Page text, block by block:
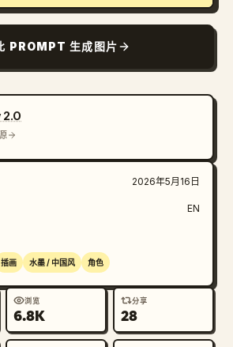
PROMPT 生成图片
2026年5月16日
EN
插画 水墨 / 中国风 角色
浏览
6.8K
分享
28